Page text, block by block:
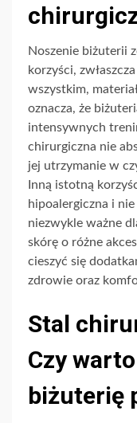
Noszenie biżuterii
korzyści,
wszystkim,
oznacza, że
intensywnych
chirurgiczna nie
jej utrzymanie w
Inną istotną
hipoalergiczna i
niezwykle ważne
skórę o różne
cieszyć się
zdrowie oraz
Stal
Czy
biżuterię